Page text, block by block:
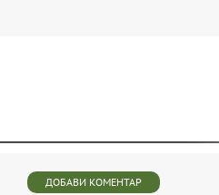
ДОБАВИ КОМЕНТАР